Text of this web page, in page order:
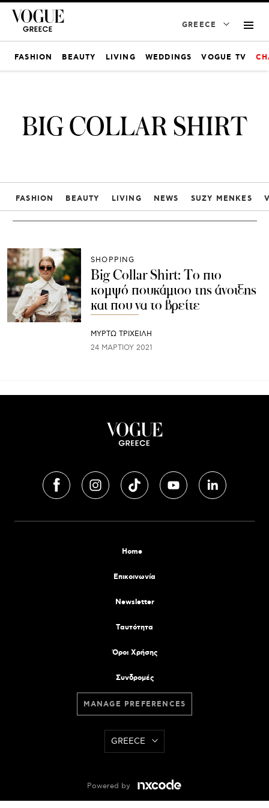
GREECE
FASHION BEAUTY LIVING WEDDINGS VOGUE TV
BIG COLLAR SHIRT
FASHION BEAUTY LIVING NEWS SUZY MENKES
SHOPPING
Big Collar Shirt: To πιο
κομψό πουκάμισο της άνοιξης
και που να το βρείτε
ΜΥΡΤΩ ΤΡΙΧΕΙΛΗ
24 ΜΑΡΤΊΟΥ 2021
Home
Επικοινωνία
Newsletter
Tαυτότητα
Όροι Χρήσης
Συνδρομές
MANAGE PREFERENCES
GREECE
Powered by